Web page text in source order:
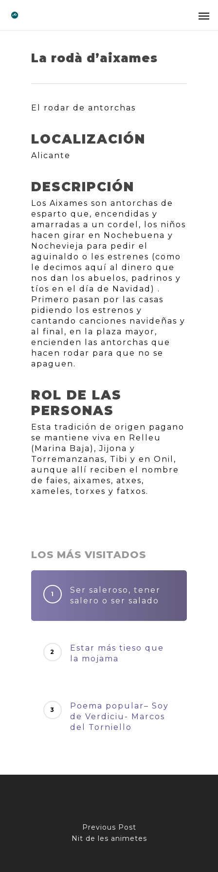
La rodà d’aixames
El rodar de antorchas
LOCALIZACIÓN
Alicante
DESCRIPCIÓN
Los Aixames son antorchas de
esparto que, encendidas y
amarradas a un cordel, los niños
hacen girar en Nochebuena y
Nochevieja para pedir el
aguinaldo o les estrenes (como
le decimos aquí al dinero que
nos dan los abuelos, padrinos y
tíos en el día de Navidad) .
Primero pasan por las casas
pidiendo los estrenos y
cantando canciones navideñas y
al final, en la plaza mayor,
encienden las antorchas que
hacen rodar para que no se
apaguen.
ROL DE LAS
PERSONAS
Esta tradición de origen pagano
se mantiene viva en Relleu
(Marina Baja), Jijona y
Torremanzanas, Tibi y en Onil,
aunque allí reciben el nombre
de faies, aixames, atxes,
xameles, torxes y fatxos.
LOS MÁS VISITADOS
Ser saleroso, tener
salero o ser salado
Estar más tieso que
la mojama
Poema popular– Soy
de Verdiciu- Marcos
del Torniello
Previous Post
Nit de les animetes